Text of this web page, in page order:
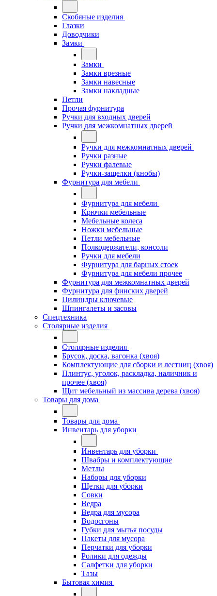
Скобяные изделия
Глазки
Доводчики
Замки
Замки
Замки врезные
Замки навесные
Замки накладные
Петли
Прочая фурнитура
Ручки для входных дверей
Ручки для межкомнатных дверей
Ручки для межкомнатных дверей
Ручки разные
Ручки фалевые
Ручки-защелки (кнобы)
Фурнитура для мебели
Фурнитура для мебели
Крючки мебельные
Мебельные колеса
Ножки мебельные
Петли мебельные
Полкодержатели, консоли
Ручки для мебели
Фурнитура для барных стоек
Фурнитура для мебели прочее
Фурнитура для межкомнатных дверей
Фурнитура для финских дверей
Цилиндры ключевые
Шпингалеты и засовы
Спецтехника
Столярные изделия
Столярные изделия
Брусок, доска, вагонка (хвоя)
Комплектующие для сборки и лестниц (хвоя)
Плинтус, уголок, раскладка, наличник и
прочее (хвоя)
Щит мебельный из массива дерева (хвоя)
Товары для дома
Товары для дома
Инвентарь для уборки
Инвентарь для уборки
Швабры и комплектующие
Метлы
Наборы для уборки
Щетки для уборки
Совки
Ведра
Ведра для мусора
Водосгоны
Губки для мытья посуды
Пакеты для мусора
Перчатки для уборки
Ролики для одежды
Салфетки для уборки
Тазы
Бытовая химия